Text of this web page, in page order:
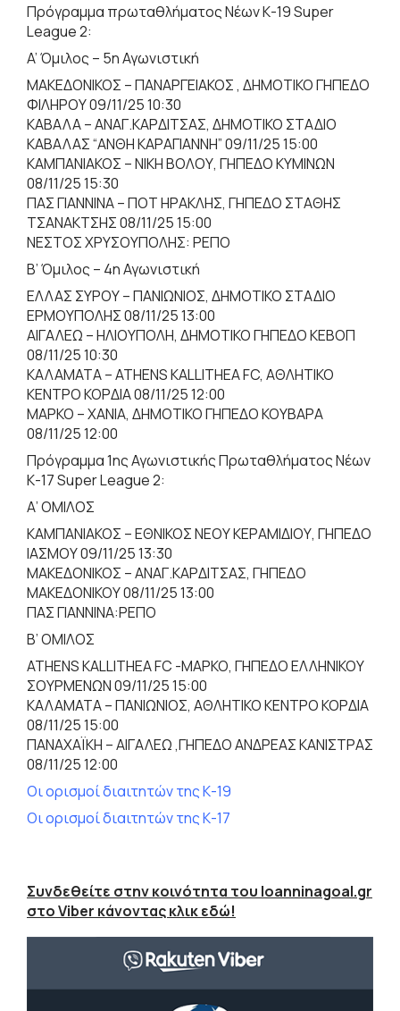
Πρόγραμμα πρωταθλήματος Νέων Κ-19 Super
League 2:
A’ Όμιλος – 5η Αγωνιστική
ΜΑΚΕΔΟΝΙΚΟΣ – ΠΑΝΑΡΓΕΙΑΚΟΣ , ΔΗΜΟΤΙΚΟ ΓΗΠΕΔΟ
ΦΙΛΗΡΟΥ 09/11/25 10:30
ΚΑΒΑΛΑ – ΑΝΑΓ.ΚΑΡΔΙΤΣΑΣ, ΔΗΜΟΤΙΚΟ ΣΤΑΔΙΟ
ΚΑΒΑΛΑΣ “ΑΝΘΗ ΚΑΡΑΓΙΑΝΝΗ” 09/11/25 15:00
ΚΑΜΠΑΝΙΑΚΟΣ – ΝΙΚΗ ΒΟΛΟΥ, ΓΗΠΕΔΟ ΚΥΜΙΝΩΝ
08/11/25 15:30
ΠΑΣ ΓΙΑΝΝΙΝΑ – ΠΟΤ ΗΡΑΚΛΗΣ, ΓΗΠΕΔΟ ΣΤΑΘΗΣ
ΤΣΑΝΑΚΤΣΗΣ 08/11/25 15:00
ΝΕΣΤΟΣ ΧΡΥΣΟΥΠΟΛΗΣ: ΡΕΠΟ
Β’ Όμιλος – 4η Αγωνιστική
ΕΛΛΑΣ ΣΥΡΟΥ – ΠΑΝΙΩΝΙΟΣ, ΔΗΜΟΤΙΚΟ ΣΤΑΔΙΟ
ΕΡΜΟΥΠΟΛΗΣ 08/11/25 13:00
ΑΙΓΑΛΕΩ – ΗΛΙΟΥΠΟΛΗ, ΔΗΜΟΤΙΚΟ ΓΗΠΕΔΟ ΚΕΒΟΠ
08/11/25 10:30
ΚΑΛΑΜΑΤΑ – ATHENS KALLITHEA FC, ΑΘΛΗΤΙΚΟ
ΚΕΝΤΡΟ ΚΟΡΔΙΑ 08/11/25 12:00
ΜΑΡΚΟ – ΧΑΝΙΑ, ΔΗΜΟΤΙΚΟ ΓΗΠΕΔΟ ΚΟΥΒΑΡΑ
08/11/25 12:00
Πρόγραμμα 1ης Αγωνιστικής Πρωταθλήματος Νέων
Κ-17 Super League 2:
Α’ ΟΜΙΛΟΣ
ΚΑΜΠΑΝΙΑΚΟΣ – ΕΘΝΙΚΟΣ ΝΕΟΥ ΚΕΡΑΜΙΔΙΟΥ, ΓΗΠΕΔΟ
ΙΑΣΜΟΥ 09/11/25 13:30
ΜΑΚΕΔΟΝΙΚΟΣ – ΑΝΑΓ.ΚΑΡΔΙΤΣΑΣ, ΓΗΠΕΔΟ
ΜΑΚΕΔΟΝΙΚΟΥ 08/11/25 13:00
ΠΑΣ ΓΙΑΝΝΙΝΑ:ΡΕΠΟ
Β’ ΟΜΙΛΟΣ
ATHENS KALLITHEA FC -ΜΑΡΚΟ, ΓΗΠΕΔΟ ΕΛΛΗΝΙΚΟΥ
ΣΟΥΡΜΕΝΩΝ 09/11/25 15:00
ΚΑΛΑΜΑΤΑ – ΠΑΝΙΩΝΙΟΣ, ΑΘΛΗΤΙΚΟ ΚΕΝΤΡΟ ΚΟΡΔΙΑ
08/11/25 15:00
ΠΑΝΑΧΑΪΚΗ – ΑΙΓΑΛΕΩ ,ΓΗΠΕΔΟ ΑΝΔΡΕΑΣ ΚΑΝΙΣΤΡΑΣ
08/11/25 12:00
Οι ορισμοί διαιτητών της Κ-19
Οι ορισμοί διαιτητών της Κ-17
Συνδεθείτε στην κοινότητα του Ioanninagoal.gr
στο Viber κάνοντας κλικ εδώ!